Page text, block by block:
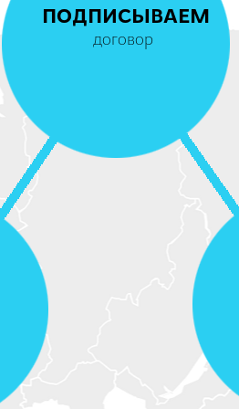
ПОДПИСЫВАЕМ
договор